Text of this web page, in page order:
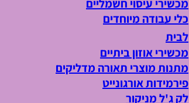
מכשירי עיסוי חשמליים
כלי עבודה מיוחדים
לבית
מכשירי אוזון ביתיים
מתנות מוצרי תאורה מדליקים
פירמידות אורגונייט
לק ג'ל מניקור